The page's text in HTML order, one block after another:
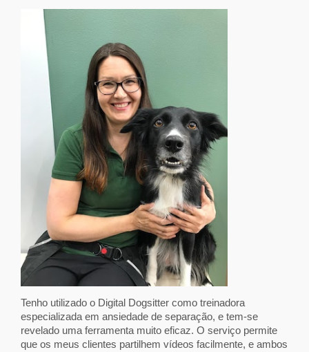
Tenho utilizado o Digital Dogsitter como treinadora
especializada em ansiedade de separação, e tem-se
revelado uma ferramenta muito eficaz. O serviço permite
que os meus clientes partilhem vídeos facilmente, e ambos